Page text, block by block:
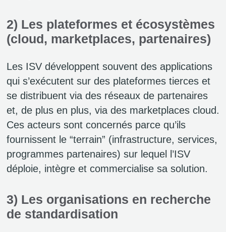
2) Les plateformes et écosystèmes
(cloud, marketplaces, partenaires)
Les ISV développent souvent des applications
qui s’exécutent sur des plateformes tierces et
se distribuent via des réseaux de partenaires
et, de plus en plus, via des marketplaces cloud.
Ces acteurs sont concernés parce qu’ils
fournissent le “terrain” (infrastructure, services,
programmes partenaires) sur lequel l’ISV
déploie, intègre et commercialise sa solution.
3) Les organisations en recherche
de standardisation